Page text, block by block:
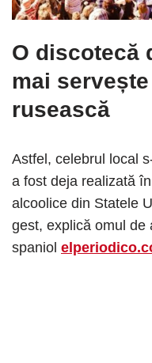
O discotecă
mai
rusească
Astfel, celebrul local
a fost deja realizată
alcoolice din Statele
gest, explică omul de
spaniol